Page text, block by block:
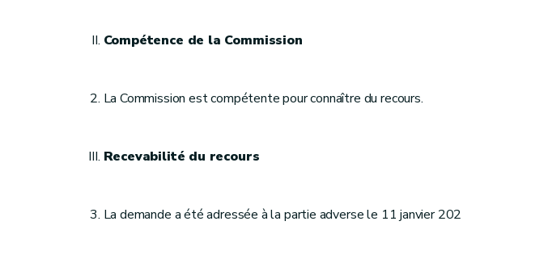
Compétence de la Commission
La Commission est compétente pour connaître du recours.
Recevabilité du recours
La demande a été adressée à la partie adverse le 11 janvier 202